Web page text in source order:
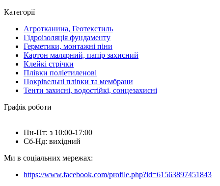
Категорії
Агротканина, Геотекстиль
Гідроізоляція фундаменту
Герметики, монтажні піни
Картон малярний, папір захисний
Клейкі стрічки
Плівки поліетиленові
Покрівельні плівки та мембрани
Тенти захисні, водостійкі, сонцезахисні
Графік роботи
Пн-Пт: з 10:00-17:00
Сб-Нд: вихідний
Ми в соціальних мережах:
https://www.facebook.com/profile.php?id=61563897451843